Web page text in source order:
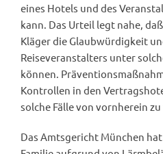
eines Hotels und des
kann. Das Urteil legt nahe,
Kläger die Glaubwürdigkeit
Reiseveranstalters unter
können.
Kontrollen in den
solche Fälle von vornherein
Das Amtsgericht München